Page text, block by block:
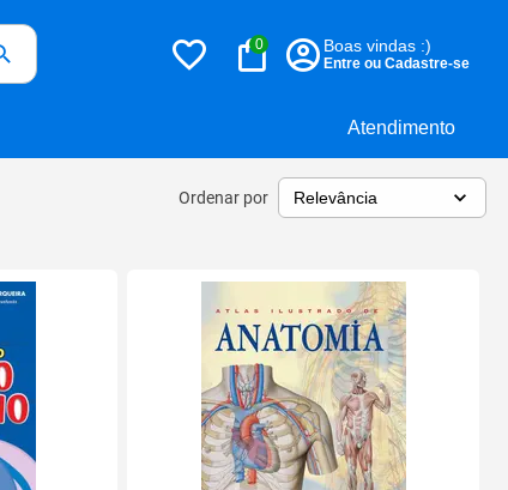
Atendimento
0 Boas vindas :)
Entre ou Cadastre-se
Ordenar por